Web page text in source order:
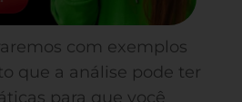
com exemplos
que a análise pode ter
para que você